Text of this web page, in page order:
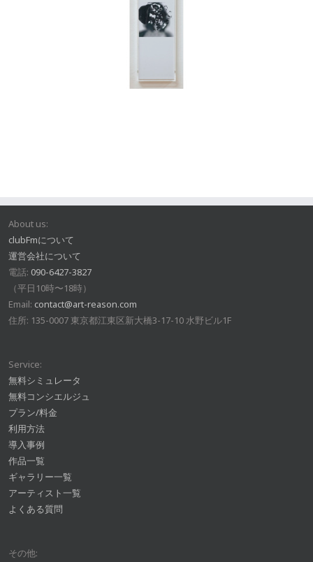
About us:
clubFmについて
運営会社について
電話: 090-6427-3827
（平日10時〜18時）
Email: contact@art-reason.com
住所: 135-0007 東京都江東区新大橋3-17-10 水野ビル1F
Service:
無料シミュレータ
無料コンシエルジュ
プラン/料金
利用方法
導入事例
作品一覧
ギャラリー一覧
アーティスト一覧
よくある質問
その他: